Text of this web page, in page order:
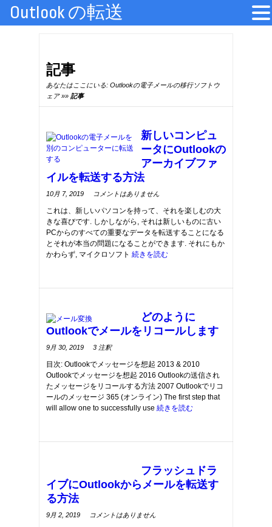
記事
あなたはここにいる: Outlookの電子メールの移行ソフトウ
ェア»» 記事
新しいコンピュ
ータにOutlookの
アーカイブファ
イルを転送する方法
10月 7, 2019 コメントはありません
コ
ン
ピ
ュ
ー
タ
に
Outlook
の
ブ
ル
を
転
送
に
つ
い
これは、新しいパソコンを持って、それを楽しむの大
きな喜びです. しかしながら, それは新しいものに古い
PCからのすべての重要なデータを転送することになる
とそれが本当の問題になることができます. それにもか
かわらず, マイクロソフト 続きを読む
どのように
Outlookでメールをリコールします
9月 30, 2019 3 注釈Outlook
ー
ル
を
ー
ル
す
い
目次: Outlookでメッセージを想起 2013 & 2010
Outlookでメッセージを想起 2016 Outlookの送信され
たメッセージをリコールする方法 2007 Outlookでリコ
ールのメッセージ 365 (オンライン) The first step that
will allow one to successfully use 続きを読む
フラッシュドラ
イブにOutlookからメールを転送す
る方法
9月 2, 2019 コメントはありません
Outlook の転送